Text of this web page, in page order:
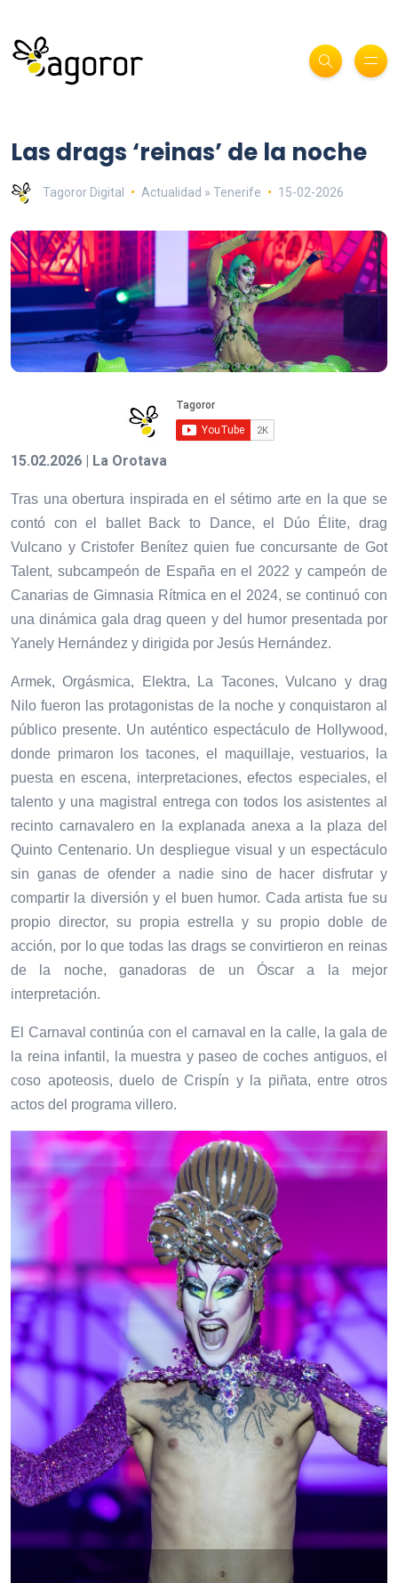
Las drags ‘reinas’ de la noche
Tagoror Digital Actualidad » Tenerife 15-02-2026
15.02.2026 | La Orotava
Tras una obertura inspirada en el sétimo arte en la que se
contó con el ballet Back to Dance, el Dúo Élite, drag
Vulcano y Cristofer Benítez quien fue concursante de Got
Talent, subcampeón de España en el 2022 y campeón de
Canarias de Gimnasia Rítmica en el 2024, se continuó con
una dinámica gala drag queen y del humor presentada por
Yanely Hernández y dirigida por Jesús Hernández.
Armek, Orgásmica, Elektra, La Tacones, Vulcano y drag
Nilo fueron las protagonistas de la noche y conquistaron al
público presente. Un auténtico espectáculo de Hollywood,
donde primaron los tacones, el maquillaje, vestuarios, la
puesta en escena, interpretaciones, efectos especiales, el
talento y una magistral entrega con todos los asistentes al
recinto carnavalero en la explanada anexa a la plaza del
Quinto Centenario. Un despliegue visual y un espectáculo
sin ganas de ofender a nadie sino de hacer disfrutar y
compartir la diversión y el buen humor. Cada artista fue su
propio director, su propia estrella y su propio doble de
acción, por lo que todas las drags se convirtieron en reinas
de la noche, ganadoras de un Óscar a la mejor
interpretación.
El Carnaval continúa con el carnaval en la calle, la gala de
la reina infantil, la muestra y paseo de coches antiguos, el
coso apoteosis, duelo de Crispín y la piñata, entre otros
actos del programa villero.